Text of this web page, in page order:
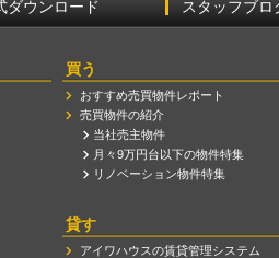
ダウンロード スタッフブロ
買う
おすすめ売買物件レポート
売買物件の紹介
当社売主物件
月々9万円台以下の物件特集
リノベーション物件特集
貸す
アイワハウスの賃貸管理システム